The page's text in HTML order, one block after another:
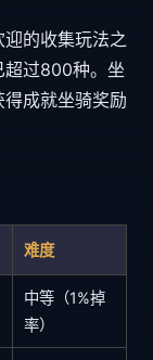
的收集玩法之
超过800种。坐
成就坐骑奖励
难度
中等（1%掉
率）